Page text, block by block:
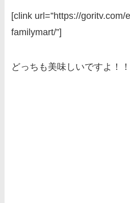
[clink url=”https://goritv.com/
familymart/”]
どっちも美味しいですよ！！